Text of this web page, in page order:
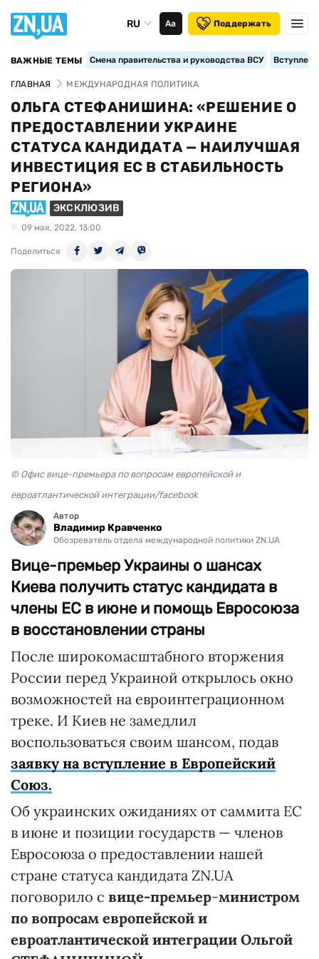
RU Аа Поддержать
ВАЖНЫЕ ТЕМЫ Смена правительства и руководства ВСУ
ГЛАВНАЯ МЕЖДУНАРОДНАЯ ПОЛИТИКА
ОЛЬГА СТЕФАНИШИНА: «РЕШЕНИЕ О
ПРЕДОСТАВЛЕНИИ УКРАИНЕ
СТАТУСА КАНДИДАТА — НАИЛУЧШАЯ
ИНВЕСТИЦИЯ ЕС В СТАБИЛЬНОСТЬ
РЕГИОНА»
ЭКСКЛЮЗИВ
09 мая, 2022, 13:00
Поделиться
© Офис вице-премьера по вопросам европейской и
евроатлантической интеграции/facebook
Автор
Владимир Кравченко
Обозреватель отдела международной политики ZN.UA
Вице-премьер Украины о шансах
Киева получить статус кандидата в
члены ЕС в июне и помощь Евросоюза
в восстановлении страны
После широкомасштабного вторжения
России перед Украиной открылось окно
возможностей на евроинтеграционном
треке. И Киев не замедлил
воспользоваться своим шансом, подав
заявку на вступление в Европейский
Союз.
Об украинских ожиданиях от саммита ЕС
в июне и позиции государств — членов
Евросоюза о предоставлении нашей
стране статуса кандидата ZN.UA
поговорило с вице-премьер-министром
по вопросам европейской и
евроатлантической интеграции Ольгой